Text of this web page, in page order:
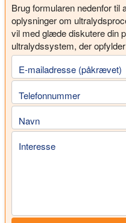
Brug formularen nedenfor til
oplysninger om
vil med glæde diskutere din
ultralydssystem, der
E-mailadresse (påkrævet)
Telefonnummer
Navn
Interesse